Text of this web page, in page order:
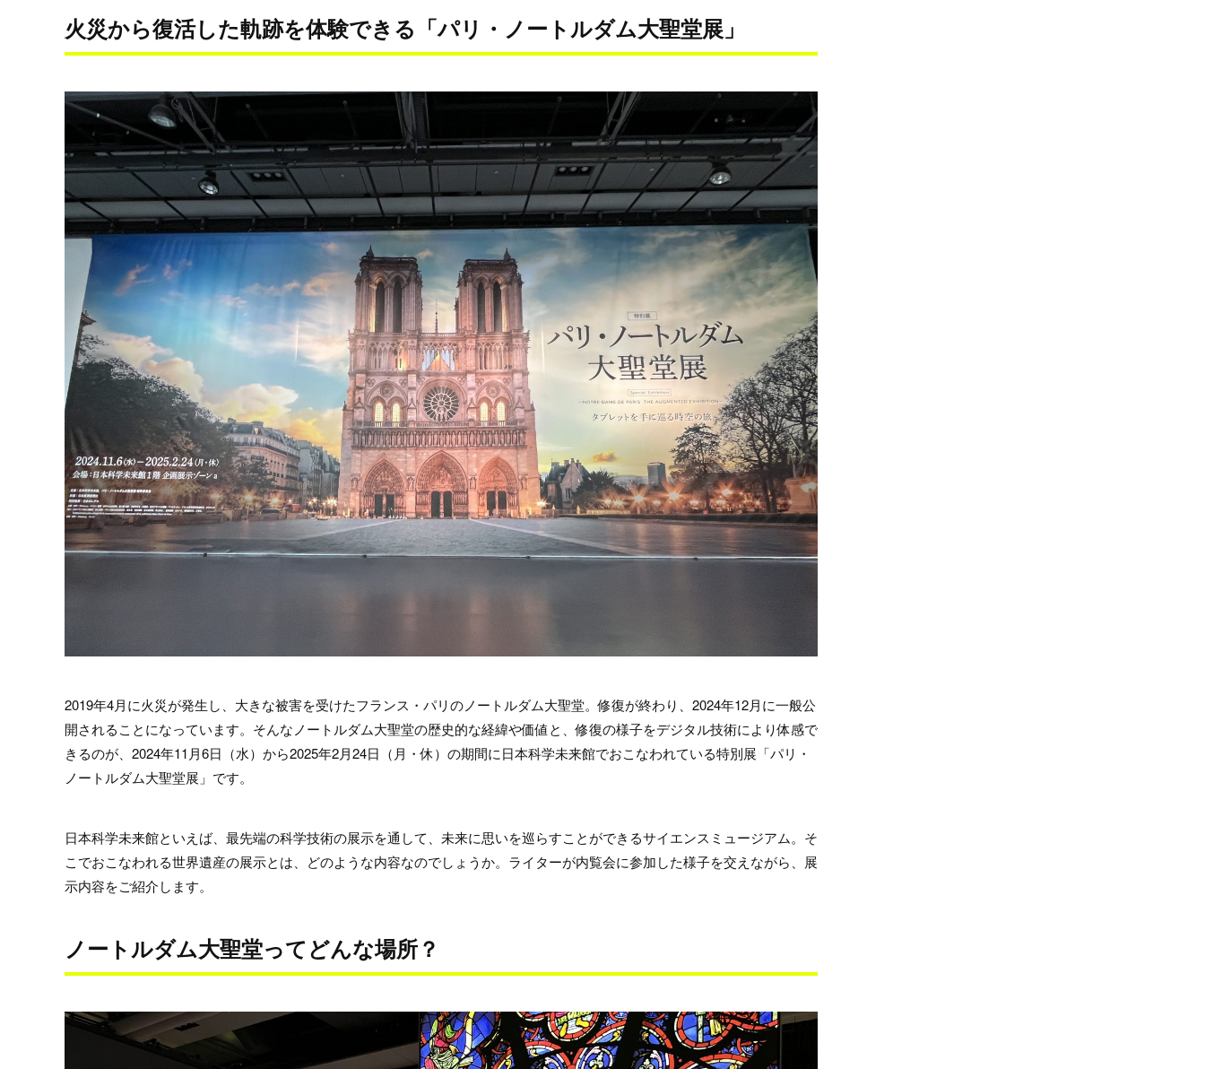
火災から復活した軌跡を体験できる「パリ・ノートルダム大聖堂展」
2019年4月に火災が発生し、大きな被害を受けたフランス・パリのノートルダム大聖堂。修復が終わり、2024年12月に一般公
開されることになっています。そんなノートルダム大聖堂の歴史的な経緯や価値と、修復の様子をデジタル技術により体感で
きるのが、2024年11月6日（水）から2025年2月24日（月・休）の期間に日本科学未来館でおこなわれている特別展「パリ・
ノートルダム大聖堂展」です。
日本科学未来館といえば、最先端の科学技術の展示を通して、未来に思いを巡らすことができるサイエンスミュージアム。そ
こでおこなわれる世界遺産の展示とは、どのような内容なのでしょうか。ライターが内覧会に参加した様子を交えながら、展
示内容をご紹介します。
ノートルダム大聖堂ってどんな場所？